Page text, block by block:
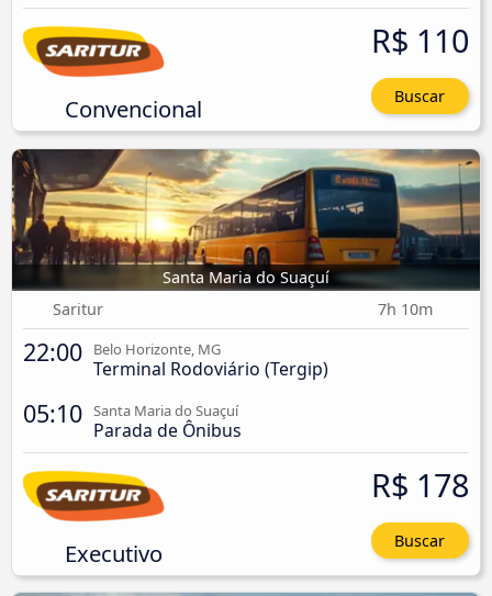
Convencional
R$ 110
Buscar
Santa Maria do Suaçuí
Saritur
7h 10m
22:00 Belo Horizonte, MG
Terminal Rodoviário (Tergip)
05:10 Santa Maria do Suaçuí
Parada de Ônibus
Executivo
R$ 178
Buscar